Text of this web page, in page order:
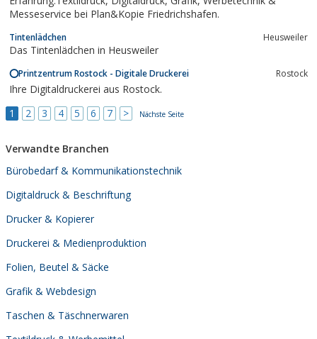
Messeservice bei Plan&Kopie Friedrichshafen.
Tintenlädchen Heusweiler
Das Tintenlädchen in Heusweiler
⭕️Printzentrum Rostock - Digitale Druckerei Rostock
Ihre Digitaldruckerei aus Rostock.
1
2 3 4 5 6 7 > Nächste Seite
Verwandte Branchen
Bürobedarf & Kommunikationstechnik
Digitaldruck & Beschriftung
Drucker & Kopierer
Druckerei & Medienproduktion
Folien, Beutel & Säcke
Grafik & Webdesign
Taschen & Täschnerwaren